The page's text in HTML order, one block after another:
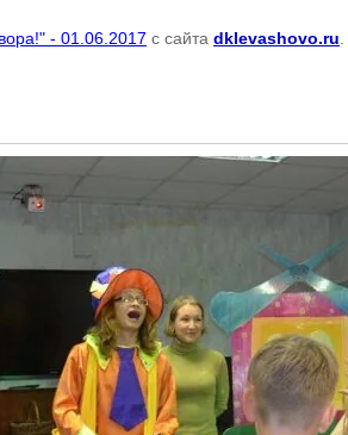
- 01.06.2017 с сайта dklevashovo.ru